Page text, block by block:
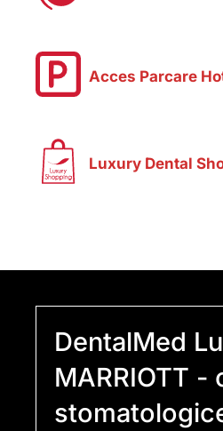
Acces Parcare
Luxury Dental
DentalMed
MARRIOTT -